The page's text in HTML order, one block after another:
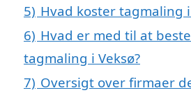
5) Hvad koster tagmaling i
6) Hvad er med til at
tagmaling i Veksø?
7) Oversigt over firmaer